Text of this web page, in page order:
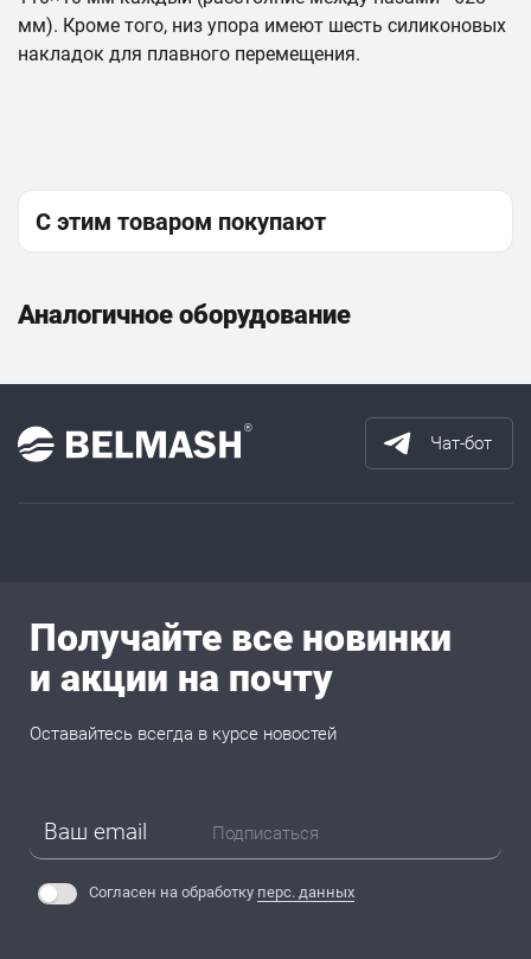
мм). Кроме того, низ упора имеют шесть силиконовых
накладок для плавного перемещения.
С этим товаром покупают
Аналогичное оборудование
Чат-бот
Получайте все новинки
и акции на почту
Оставайтесь всегда в курсе новостей
Подписаться
Согласен на обработку перс. данных